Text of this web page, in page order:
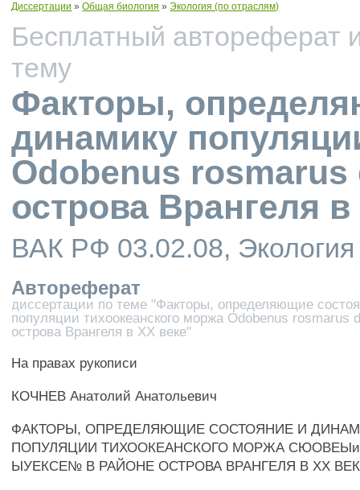
Диссертации »Общая биология »Экология (по отраслям)
Бесплатный автореферат
тему
Факторы,
динамику
Odobenus
острова Врангеля в
ВАК РФ 03.02.08,
Автореферат
диссертации по теме "Факторы, определяющие
популяции тихоокеанского моржа Odobenus rosmarus
острова Врангеля в XX веке"
На правах рукописи
КОЧНЕВ Анатолий Анатольевич
ФАКТОРЫ, ОПРЕДЕЛЯЮЩИЕ СОСТОЯНИЕ И
ПОПУЛЯЦИИ ТИХООКЕАНСКОГО МОРЖА
ЫУЕКСЕ№ В РАЙОНЕ ОСТРОВА ВРАНГЕЛЯ В XX